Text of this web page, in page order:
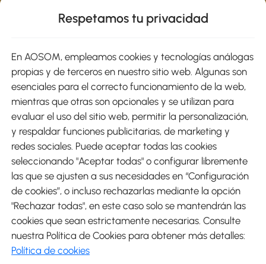
Métodos de Pago
Envíos
Descargar Aosom App
Google Play
Respetamos tu privacidad
En AOSOM, empleamos cookies y tecnologías análogas
propias y de terceros en nuestro sitio web. Algunas son
esenciales para el correcto funcionamiento de la web,
mientras que otras son opcionales y se utilizan para
evaluar el uso del sitio web, permitir la personalización,
y respaldar funciones publicitarias, de marketing y
redes sociales. Puede aceptar todas las cookies
seleccionando "Aceptar todas" o configurar libremente
las que se ajusten a sus necesidades en “Configuración
de cookies”, o incluso rechazarlas mediante la opción
"Rechazar todas", en este caso solo se mantendrán las
cookies que sean estrictamente necesarias. Consulte
nuestra Política de Cookies para obtener más detalles:
Política de cookies